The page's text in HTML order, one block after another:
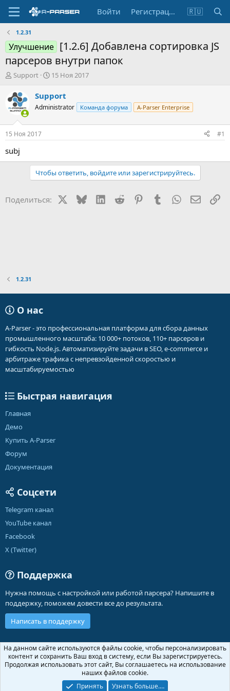
Войти Регистрация 🇷🇺
1.2.31
Улучшение [1.2.6] Добавлена сортировка JS
парсеров внутри папок
А
т
о
р
т
е
м
ы
Support
Д
т
а
н
а
15 Ноя 2017
Support
Administrator Команда форума A-Parser Enterprise
15 Ноя 2017 #1
subj
Чтобы ответить, войдите или зарегистрируйтесь.
Поделиться: BlueskyLinkedIn
Reddit PinterestTumblr WhatsApp
1.2.31
О нас
A-Parser - это профессиональная платформа для сбора данных
промышленного масштаба: 10 000+ потоков, 110+ парсеров и
гибкость Node.js. Автоматизируйте задачи в SEO, e-commerce и
арбитраже трафика с непревзойденной скоростью и
масштабируемостью
Быстрая навигация
Главная
Демо
Купить A-Parser
Форум
Документация
Соцсети
Telegram канал
YouTube канал
Facebook
X (Twitter)
Поддержка
Нужна помощь с настройкой или работой парсера? Напишите в
поддержку, поможем довести все до результата.
Написать в поддержку
Russian (RU)
Обратная связь
Условия и правила
Политика конфиденциальности
Помощь
Community platform by XenForo ® © 2010-2026 XenForo Ltd.
На данном сайте используются файлы cookie, чтобы персонализировать
контент и сохранить Ваш вход в систему, если Вы зарегистрируетесь.
Продолжая использовать этот сайт, Вы соглашаетесь на использование
наших файлов cookie.
Принять
Узнать больше.…